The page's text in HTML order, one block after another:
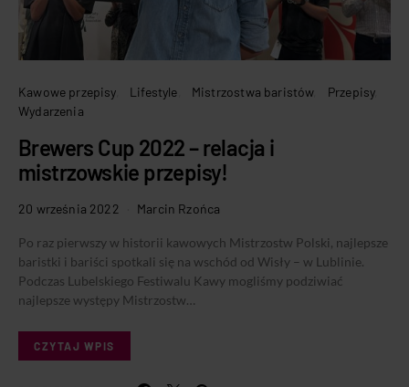
Kawowe przepisy Lifestyle Mistrzostwa baristów
Przepisy
Wydarzenia
Brewers Cup 2022 – relacja i
mistrzowskie przepisy!
20 września 2022 Marcin Rzońca
Po raz pierwszy w historii kawowych Mistrzostw Polski, najlepsze
baristki i bariści spotkali się na wschód od Wisły – w Lublinie.
Podczas Lubelskiego Festiwalu Kawy mogliśmy podziwiać
najlepsze występy Mistrzostw…
CZYTAJ WPIS